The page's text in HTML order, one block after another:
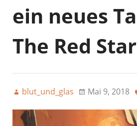
ein neues
The Red Star
blut_und_glas Mai 9, 2018